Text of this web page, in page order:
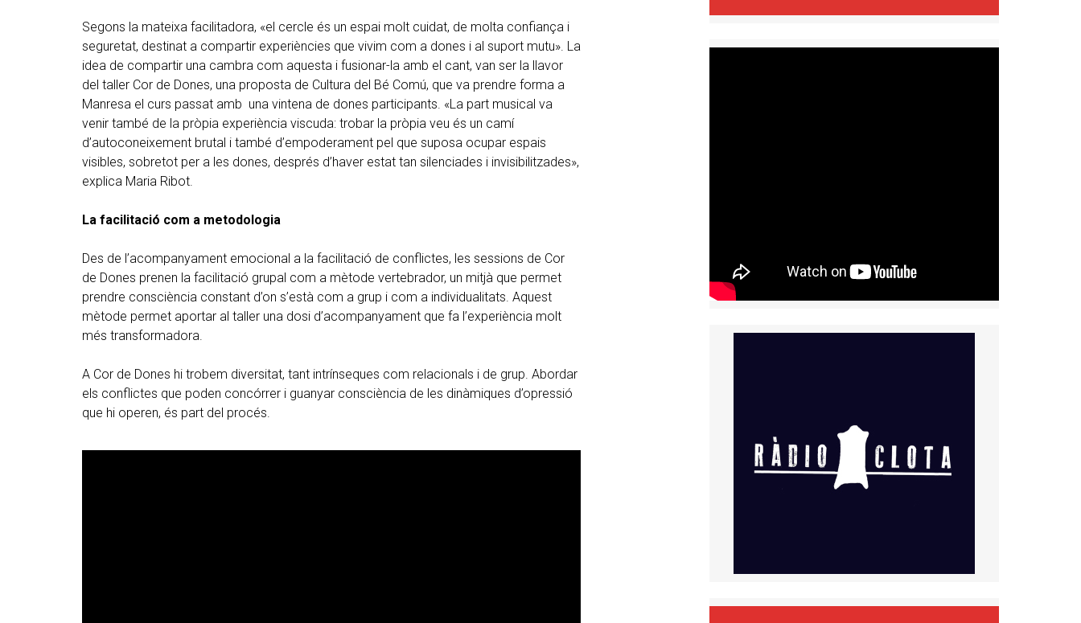
Segons la mateixa facilitadora, «el cercle és un espai molt cuidat, de molta confiança i
seguretat, destinat a compartir experiències que vivim com a dones i al suport mutu». La
idea de compartir una cambra com aquesta i fusionar-la amb el cant, van ser la llavor
del taller Cor de Dones, una proposta de Cultura del Bé Comú, que va prendre forma a
Manresa el curs passat amb una vintena de dones participants. «La part musical va
venir també de la pròpia experiència viscuda: trobar la pròpia veu és un camí
d’autoconeixement brutal i també d’empoderament pel que suposa ocupar espais
visibles, sobretot per a les dones, després d’haver estat tan silenciades i invisibilitzades»,
explica Maria Ribot.
La facilitació com a metodologia
Des de l’acompanyament emocional a la facilitació de conflictes, les sessions de Cor
de Dones prenen la facilitació grupal com a mètode vertebrador, un mitjà que permet
prendre consciència constant d’on s’està com a grup i com a individualitats. Aquest
mètode permet aportar al taller una dosi d’acompanyament que fa l’experiència molt
més transformadora.
A Cor de Dones hi trobem diversitat, tant intrínseques com relacionals i de grup. Abordar
els conflictes que poden concórrer i guanyar consciència de les dinàmiques d’opressió
que hi operen, és part del procés.